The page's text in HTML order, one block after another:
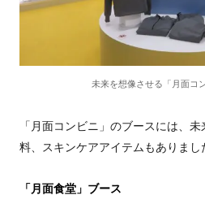
未来を想像させる「月面コ
「月面コンビニ」のブースには、
料、スキンケアアイテムもありまし
「月面食堂」ブース